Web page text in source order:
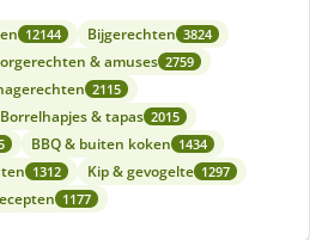
12144 Bijgerechten 3824
& amuses 2759
2115
Borrelhapjes & tapas 2015
BBQ & buiten koken 1434
1312 Kip & gevogelte 1297
1177